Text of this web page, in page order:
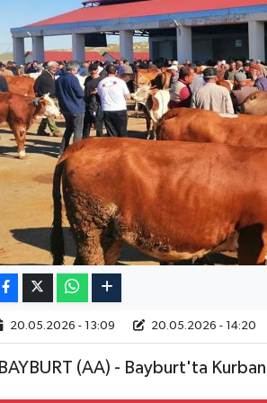
20.05.2026 - 13:09 20.05.2026 - 14:20
BAYBURT (AA) - Bayburt'ta Kurban